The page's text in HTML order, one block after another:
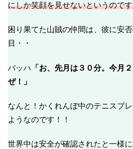
にしか笑顔を見せないというので
困り果てた山賊の仲間は、彼に安
目・・
バッハ 「お、先月は３０分。今月
ぜ！」
なんと！かくれんぼ中のテニスプ
ようなのです！！
世界中は安全が確認されたと一様